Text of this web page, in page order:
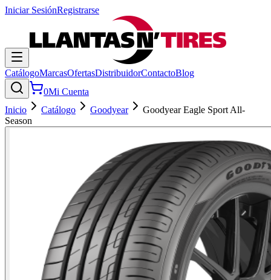
Iniciar SesiónRegistrarse
CatálogoMarcasOfertasDistribuidorContactoBlog
0Mi Cuenta
Inicio
Catálogo Goodyear
Goodyear Eagle Sport All-
Season